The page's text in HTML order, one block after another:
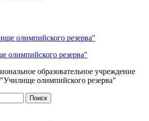
резерва"
образовательное учреждение
олимпийского резерва"